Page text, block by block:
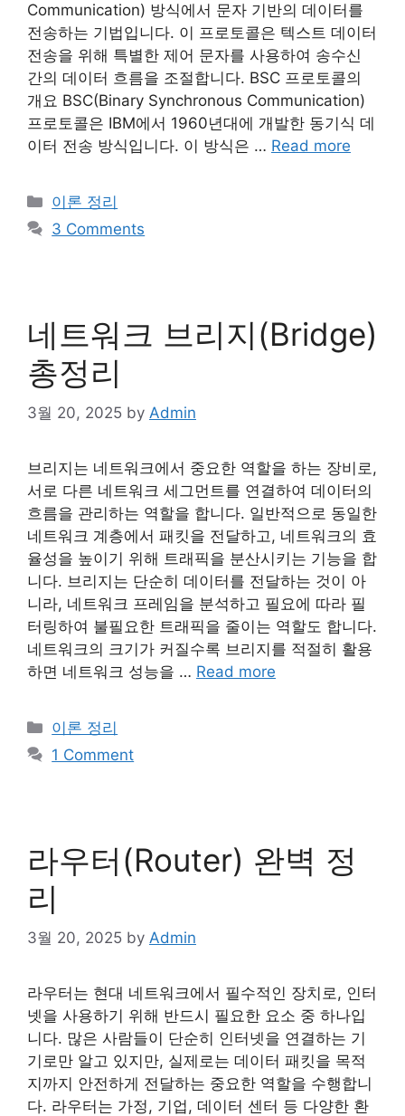
Communication) 방식에서 문자 기반의 데이터를
전송하는 기법입니다. 이 프로토콜은 텍스트 데이터
전송을 위해 특별한 제어 문자를 사용하여 송수신
간의 데이터 흐름을 조절합니다. BSC 프로토콜의
개요 BSC(Binary Synchronous Communication)
프로토콜은 IBM에서 1960년대에 개발한 동기식 데
이터 전송 방식입니다. 이 방식은 … Read more
Categories
이론 정리
3 Comments
네트워크 브리지(Bridge)
총정리
3월 20, 2025 by Admin
브리지는 네트워크에서 중요한 역할을 하는 장비로,
서로 다른 네트워크 세그먼트를 연결하여 데이터의
흐름을 관리하는 역할을 합니다. 일반적으로 동일한
네트워크 계층에서 패킷을 전달하고, 네트워크의 효
율성을 높이기 위해 트래픽을 분산시키는 기능을 합
니다. 브리지는 단순히 데이터를 전달하는 것이 아
니라, 네트워크 프레임을 분석하고 필요에 따라 필
터링하여 불필요한 트래픽을 줄이는 역할도 합니다.
네트워크의 크기가 커질수록 브리지를 적절히 활용
하면 네트워크 성능을 … Read more
Categories
이론 정리
1 Comment
라우터(Router) 완벽 정
리
3월 20, 2025 by Admin
라우터는 현대 네트워크에서 필수적인 장치로, 인터
넷을 사용하기 위해 반드시 필요한 요소 중 하나입
니다. 많은 사람들이 단순히 인터넷을 연결하는 기
기로만 알고 있지만, 실제로는 데이터 패킷을 목적
지까지 안전하게 전달하는 중요한 역할을 수행합니
다. 라우터는 가정, 기업, 데이터 센터 등 다양한 환